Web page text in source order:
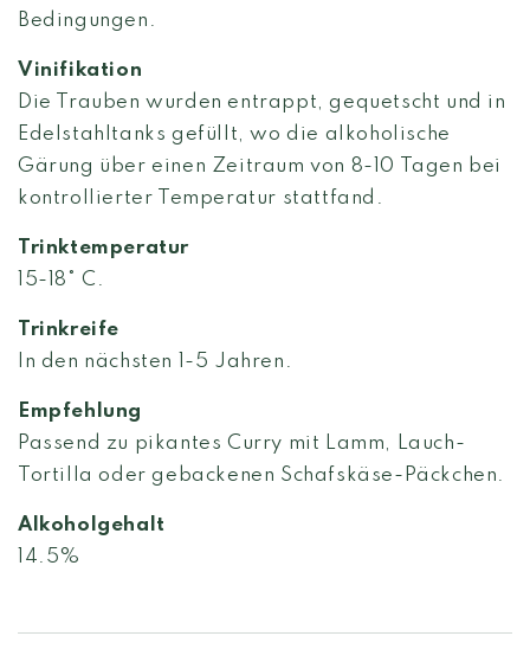
Bedingungen.
Vinifikation
Die Trauben wurden entrappt, gequetscht und in
Edelstahltanks gefüllt, wo die alkoholische
Gärung über einen Zeitraum von 8-10 Tagen bei
kontrollierter Temperatur stattfand.
Trinktemperatur
15-18° C.
Trinkreife
In den nächsten 1-5 Jahren.
Empfehlung
Passend zu pikantes Curry mit Lamm, Lauch-
Tortilla oder gebackenen Schafskäse-Päckchen.
Alkoholgehalt
14.5%